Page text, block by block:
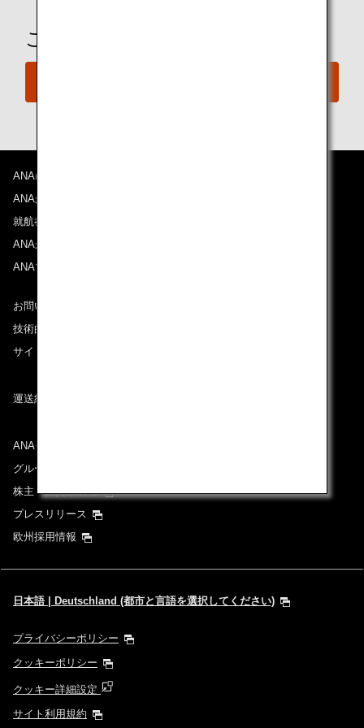
ご予約の準備は整いましたか？
ANAについて
ANAからのお知らせ
就航都市
ANAがお約束する体験
ANAマイレージクラブ
お問い合わせ
技術的なお問い合わせ（推奨環境）
サイトマップ
運送約款
ANAグループについて
グループ企業一覧
株主・投資家情報
プレスリリース
欧州採用情報
日本語 | Deutschland (都市と言語を選択してください)
プライバシーポリシー
クッキーポリシー
クッキー詳細設定
サイト利用規約